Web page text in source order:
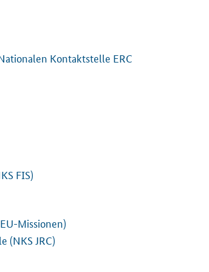
Kontaktstelle ERC
FIS)
Missionen)
(NKS JRC)